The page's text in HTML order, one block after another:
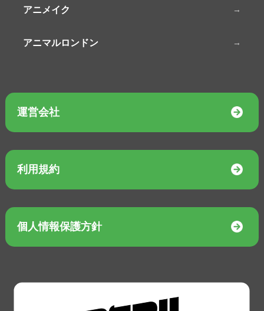
アニメイク
アニマルロンドン
運営会社
利用規約
個人情報保護方針